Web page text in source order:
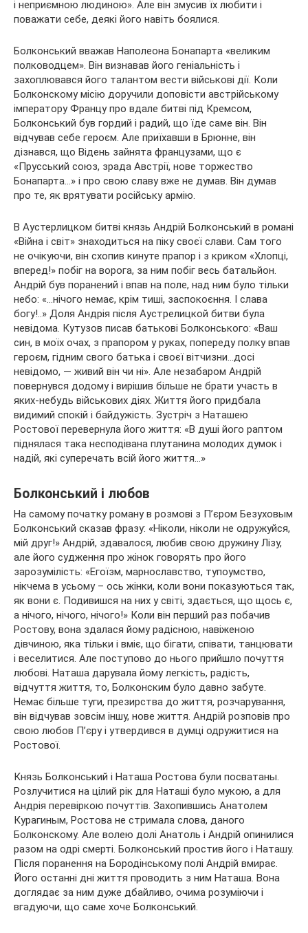
і неприємною людиною». Але він змусив їх любити і
поважати себе, деякі його навіть боялися.
Болконський вважав Наполеона Бонапарта «великим
полководцем». Він визнавав його геніальність і
захоплювався його талантом вести військові дії. Коли
Болконскому місію доручили доповісти австрійському
імператору Францу про вдале битві під Кремсом,
Болконський був гордий і радий, що їде саме він. Він
відчував себе героєм. Але приїхавши в Брюнне, він
дізнався, що Відень зайнята французами, що є
«Прусський союз, зрада Австрії, нове торжество
Бонапарта…» і про свою славу вже не думав. Він думав
про те, як врятувати російську армію.
В Аустерлицком битві князь Андрій Болконський в романі
«Війна і світ» знаходиться на піку своєї слави. Сам того
не очікуючи, він схопив кинуте прапор і з криком «Хлопці,
вперед!» побіг на ворога, за ним побіг весь батальйон.
Андрій був поранений і впав на поле, над ним було тільки
небо: «…нічого немає, крім тиші, заспокоєння. І слава
богу!..» Доля Андрія після Аустрелицкой битви була
невідома. Кутузов писав батькові Болконського: «Ваш
син, в моїх очах, з прапором у руках, попереду полку впав
героєм, гідним свого батька і своєї вітчизни…досі
невідомо, — живий він чи ні». Але незабаром Андрій
повернувся додому і вирішив більше не брати участь в
яких-небудь військових діях. Життя його придбала
видимий спокій і байдужість. Зустріч з Наташею
Ростової перевернула його життя: «В душі його раптом
піднялася така несподівана плутанина молодих думок і
надій, які суперечать всій його життя…»
Болконський і любов
На самому початку роману в розмові з П’єром Безуховым
Болконський сказав фразу: «Ніколи, ніколи не одружуйся,
мій друг!» Андрій, здавалося, любив свою дружину Лізу,
але його судження про жінок говорять про його
зарозумілість: «Егоїзм, марнославство, тупоумство,
нікчема в усьому – ось жінки, коли вони показуються так,
як вони є. Подивишся на них у світі, здається, що щось є,
а нічого, нічого, нічого!» Коли він перший раз побачив
Ростову, вона здалася йому радісною, навіженою
дівчиною, яка тільки і вміє, що бігати, співати, танцювати
і веселитися. Але поступово до нього прийшло почуття
любові. Наташа дарувала йому легкість, радість,
відчуття життя, то, Болконским було давно забуте.
Немає більше туги, презирства до життя, розчарування,
він відчував зовсім іншу, нове життя. Андрій розповів про
свою любов П’єру і утвердився в думці одружитися на
Ростової.
Князь Болконський і Наташа Ростова були посватаны.
Розлучитися на цілий рік для Наташі було мукою, а для
Андрія перевіркою почуттів. Захопившись Анатолем
Курагиным, Ростова не стримала слова, даного
Болконскому. Але волею долі Анатоль і Андрій опинилися
разом на одрі смерті. Болконський простив його і Наташу.
Після поранення на Бородінському полі Андрій вмирає.
Його останні дні життя проводить з ним Наташа. Вона
доглядає за ним дуже дбайливо, очима розуміючи і
вгадуючи, що саме хоче Болконський.